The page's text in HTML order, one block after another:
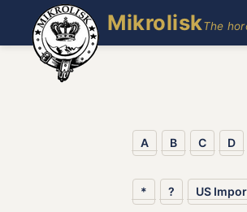
MikroliskThe
A B C D
* ? US